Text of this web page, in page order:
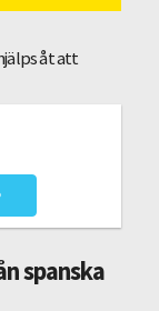
åt att
spanska